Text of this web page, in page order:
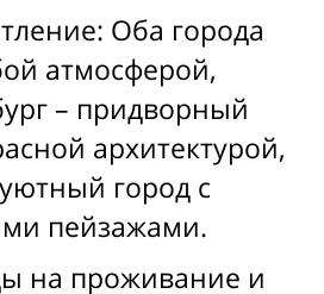
Оба города
атмосферой,
– придворный
архитектурой,
город с
пейзажами.
на проживание и